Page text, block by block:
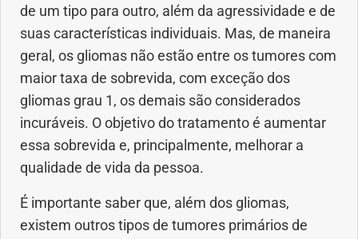
de um tipo para outro, além da agressividade e de
suas características individuais. Mas, de maneira
geral, os gliomas não estão entre os tumores com
maior taxa de sobrevida, com exceção dos
gliomas grau 1, os demais são considerados
incuráveis. O objetivo do tratamento é aumentar
essa sobrevida e, principalmente, melhorar a
qualidade de vida da pessoa.
É importante saber que, além dos gliomas,
existem outros tipos de tumores primários de